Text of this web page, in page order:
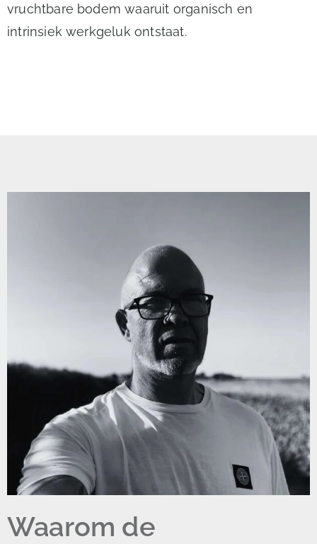
vruchtbare bodem waaruit organisch en
intrinsiek werkgeluk ontstaat.
Waarom de